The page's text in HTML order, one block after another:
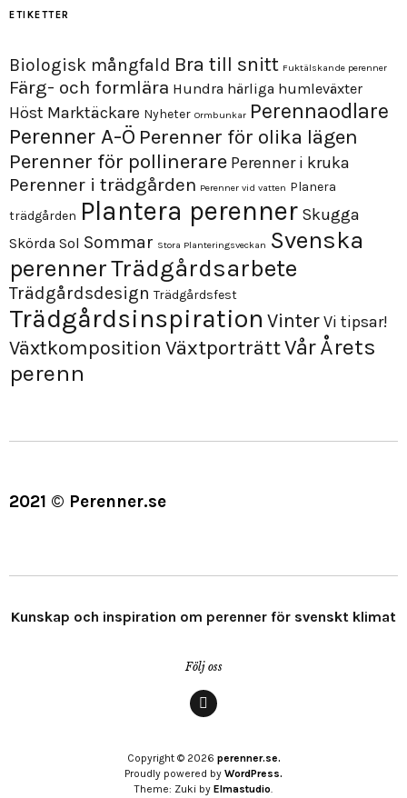
ETIKETTER
Biologisk mångfald Bra till snitt Fuktälskande perenner
Färg- och formlära Hundra härliga humleväxter
Höst Marktäckare Nyheter Ormbunkar Perennaodlare
Perenner A-Ö Perenner för olika lägen
Perenner för pollinerare Perenner i kruka
Perenner i trädgården Perenner vid vatten Planera
trädgården Plantera perenner Skugga
Skörda Sol Sommar Stora Planteringsveckan Svenska
perennerTrädgårdsarbete
Trädgårdsdesign Trädgårdsfest
Trädgårdsinspiration VinterVi tipsar!
Växtkomposition VäxtporträttVårÅrets
perenn
2021 © Perenner.se
Kunskap och inspiration om perenner för svenskt klimat
Följ oss
Copyright © 2026 perenner.se.
Proudly powered by WordPress.
Theme: Zuki by Elmastudio.